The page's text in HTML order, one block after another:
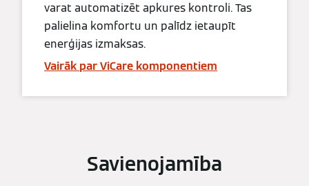
varat automatizēt apkures kontroli. Tas
palielina komfortu un palīdz ietaupīt
enerģijas izmaksas.
Vairāk par ViCare komponentiem
Savienojamība